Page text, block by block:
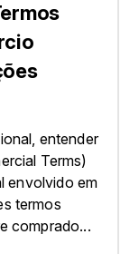
entender
Terms)
envolvido em
termos
comprado...